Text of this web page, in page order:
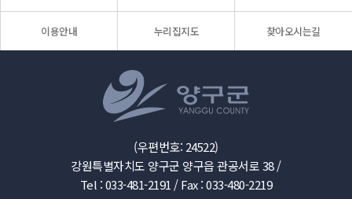
이용안내 누리집지도 찾아오시는길
(우편번호: 24522)
강원특별자치도 양구군 양구읍 관공서로 38 /
Tel : 033-481-2191 /Fax : 033-480-2219